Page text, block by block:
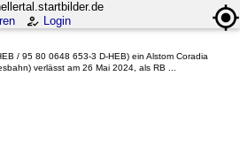
Login
/ 95 80 0648 653-3 D-HEB) ein Alstom Coradia
verlässt am 26 Mai 2024, als RB ...